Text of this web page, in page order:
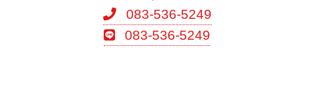
083-536-5249
083-536-5249